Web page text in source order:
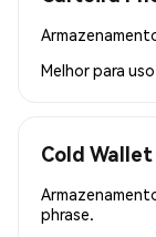
Melhor para
Cold
phrase.